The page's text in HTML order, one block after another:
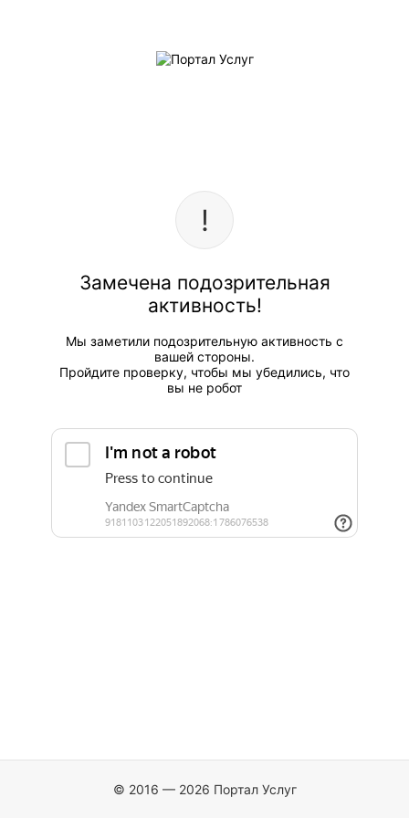
Замечена подозрительная
активность!
Мы заметили подозрительную активность с
вашей стороны.
Пройдите проверку, чтобы мы убедились, что
вы не робот
© 2016 — 2026 Портал Услуг